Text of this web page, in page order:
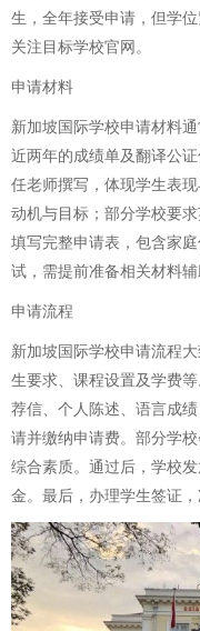
生，全年接受申请，但学
关注目标学校官网。
申请材料
新加坡国际学校申请材料
近两年的成绩单及翻译公
任老师撰写，体现学生表
动机与目标；部分学校要
填写完整申请表，包含家
试，需提前准备相关材料辅
申请流程
新加坡国际学校申请流程
生要求、课程设置及学费
荐信、个人陈述、语言成
请并缴纳申请费。部分学
综合素质。通过后，学校
金。最后，办理学生签证